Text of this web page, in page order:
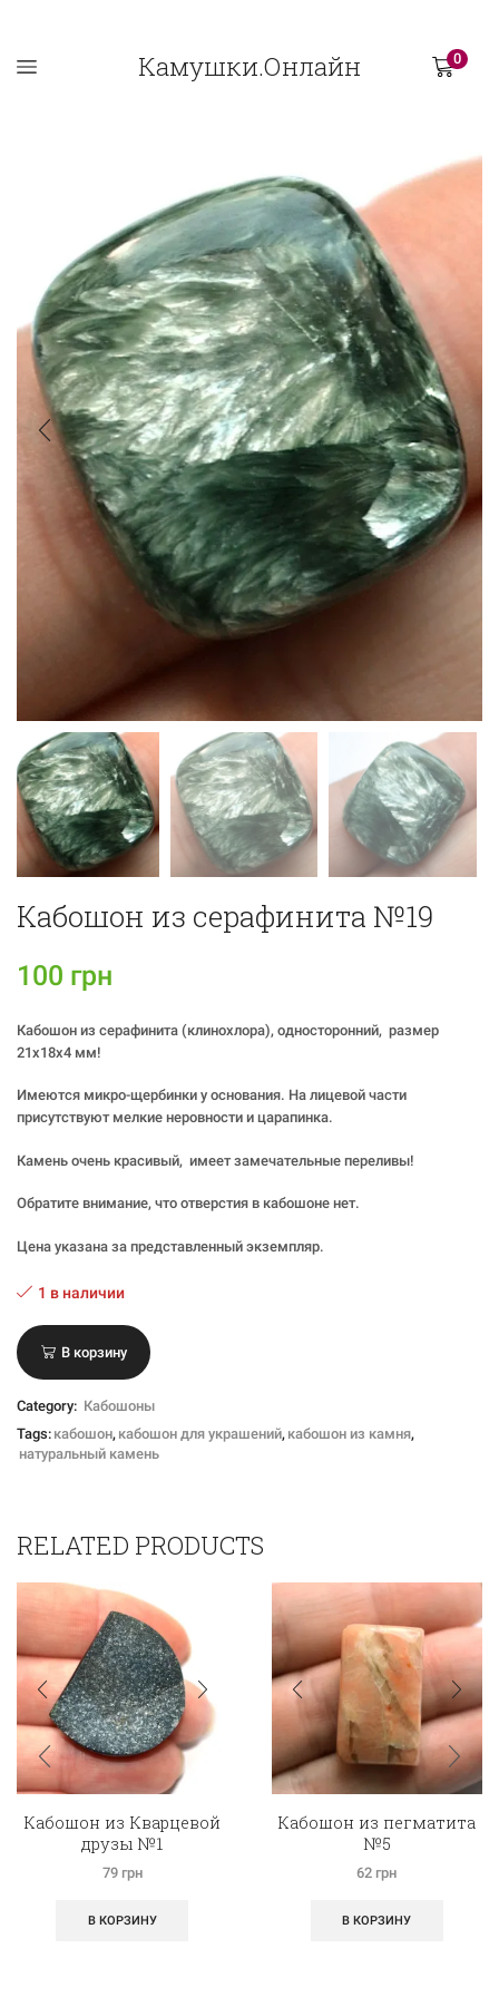
Камушки.Онлайн 0
Кабошон из серафинита №19
100 грн
Кабошон из серафинита (клинохлора), односторонний, размер
21х18х4 мм!
Имеются микро-щербинки у основания. На лицевой части
присутствуют мелкие неровности и царапинка.
Камень очень красивый, имеет замечательные переливы!
Обратите внимание, что отверстия в кабошоне нет.
Цена указана за представленный экземпляр.
1 в наличии
В корзину
Category: Кабошоны
Tags: кабошон, кабошон для украшений, кабошон из камня,
натуральный камень
RELATED PRODUCTS
Кабошон из Кварцевой
друзы №1
79 грн
В КОРЗИНУ
Кабошон из пегматита
№5
62 грн
В КОРЗИНУ